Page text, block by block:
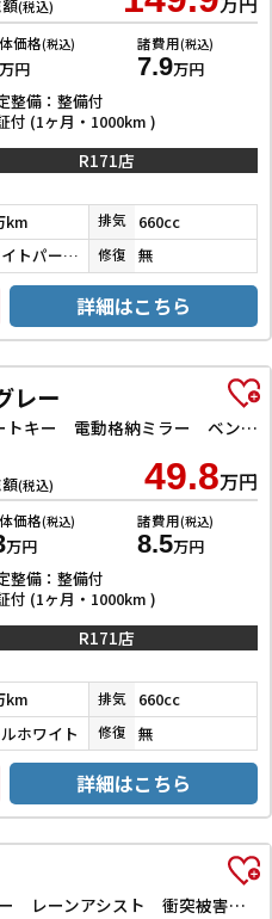
(税込)
価格(税込)
万円
諸費用(税込)
7.9万円
整備：整備付
付 (1ヶ月・1000km )
R171店
km 排気 660cc
ホワイトパール３コートパール 修復 無
詳細はこちら
レー
X ETC ナビ TV HID スマートキー 電動格納ミラー ベンチシート CVT 盗難防止システム ABS CD アルミホイール 衝突安全ボディ エアコン パワーステアリング パワーウィンドウ
(税込) 49.8万円
価格(税込)
万円
諸費用(税込)
8.5万円
整備：整備付
付 (1ヶ月・1000km )
R171店
km 排気 660cc
ホワイト 修復 無
詳細はこちら
L ナビ TV クリアランスソナー レーンアシスト 衝突被害軽減システム オートライト キーレスエントリー アイドリングストップ 電動格納ミラー シートヒーター CVT 盗難防止システム ABS ESC